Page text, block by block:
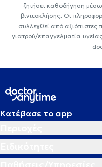
ζητήσει καθοδήγηση
βιντεοκλήσης. Οι
συλλεχθεί από
γιατρού/επαγγελματία
Κατέβασε το app